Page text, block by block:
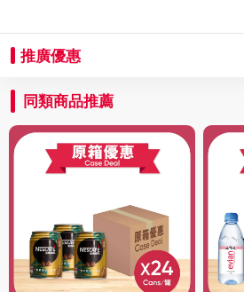
推廣優惠
同類商品推薦